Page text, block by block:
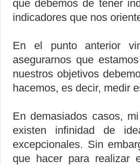
que debemos de tener
indicadores que nos
En el punto anterior
asegurarnos que
nuestros objetivos
hacemos, es decir, medir
En demasiados casos,
existen infinidad de
excepcionales. Sin
que hacer para realizar